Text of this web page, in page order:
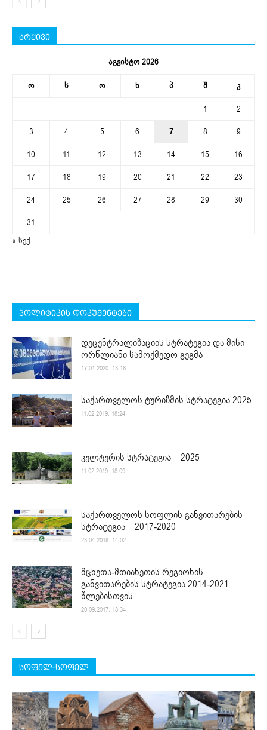
არქივი
აგვისტო 2026
ო ს ო ხ პ შ კ
1
2
3
4 5 6 7 8
9
10
11 12 13 14 15
16
17
18 19 20 21 22
23
24
25 26 27 28 29
30
31
« სექ
პოლიტიკის დოკუმენტები
დეცენტრალიზაციის სტრატეგია და მისი
ორწლიანი სამოქმედო გეგმა
17.01.2020. 13:16
საქართველოს ტურიზმის სტრატეგია 2025
11.02.2019. 18:24
კულტურის სტრატეგია – 2025
11.02.2019. 18:09
საქართველოს სოფლის განვითარების
სტრატეგია – 2017-2020
23.04.2018. 14:02
მცხეთა-მთიანეთის რეგიონის
განვითარების სტრატეგია 2014-2021
წლებისთვის
20.09.2017. 18:34
სოფელ-სოფელ